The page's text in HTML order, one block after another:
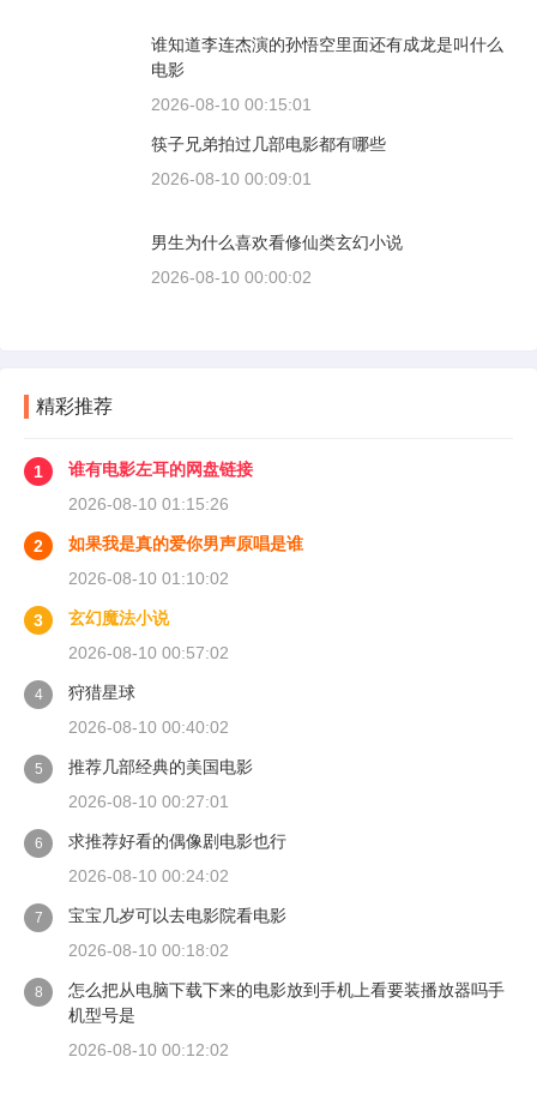
谁知道李连杰演的孙悟空里面还有成龙是叫什么
电影
2026-08-10 00:15:01
筷子兄弟拍过几部电影都有哪些
2026-08-10 00:09:01
男生为什么喜欢看修仙类玄幻小说
2026-08-10 00:00:02
精彩推荐
1
谁有电影左耳的网盘链接
2026-08-10 01:15:26
2
如果我是真的爱你男声原唱是谁
2026-08-10 01:10:02
3
玄幻魔法小说
2026-08-10 00:57:02
4
狩猎星球
2026-08-10 00:40:02
5
推荐几部经典的美国电影
2026-08-10 00:27:01
6
求推荐好看的偶像剧电影也行
2026-08-10 00:24:02
7
宝宝几岁可以去电影院看电影
2026-08-10 00:18:02
8
怎么把从电脑下载下来的电影放到手机上看要装播放器吗手
机型号是
2026-08-10 00:12:02